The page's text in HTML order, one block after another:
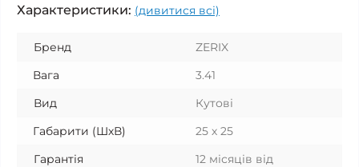
Характеристики: (дивитися всі)
Бренд
ZERIX
Вага
3.41
Вид
Кутові
Габарити (ШхВ)
25 х 25
Гарантія
12 місяців від